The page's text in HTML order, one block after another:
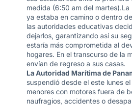
medida (6:50 am del martes).La
ya estaba en camino o dentro
las autoridades educativas
dejarlos, garantizando así su
estaría más comprometida al
hogares. En el transcurso de la
envían de regreso a sus casas.
La Autoridad Marítima de
suspendió desde el este lunes
menores con motores fuera de
naufragios, accidentes o